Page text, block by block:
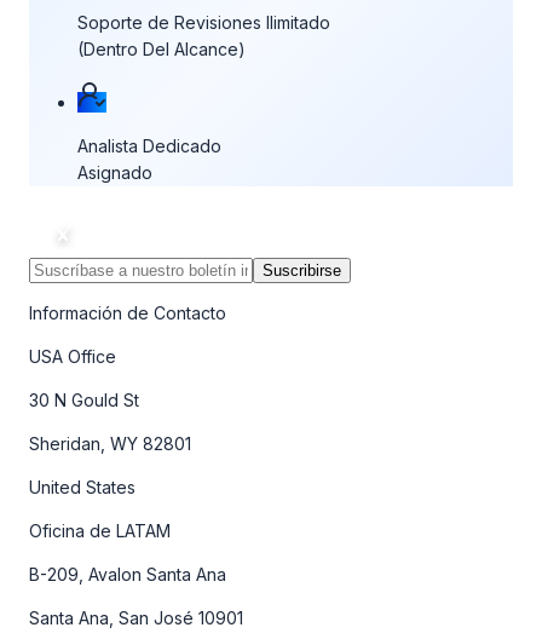
Soporte de Revisiones Ilimitado
(Dentro Del Alcance)
Analista Dedicado
Asignado
Suscribirse
Información de Contacto
USA Office
30 N Gould St
Sheridan, WY 82801
United States
Oficina de LATAM
B-209, Avalon Santa Ana
Santa Ana, San José 10901